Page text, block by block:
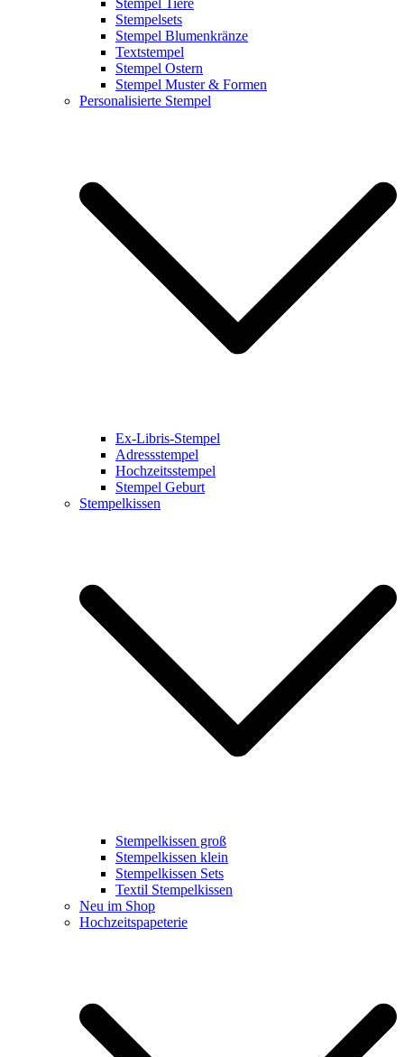
Stempel Tiere
Stempelsets
Stempel Blumenkränze
Textstempel
Stempel Ostern
Stempel Muster & Formen
Personalisierte Stempel
Ex-Libris-Stempel
Adressstempel
Hochzeitsstempel
Stempel Geburt
Stempelkissen
Stempelkissen groß
Stempelkissen klein
Stempelkissen Sets
Textil Stempelkissen
Neu im Shop
Hochzeitspapeterie